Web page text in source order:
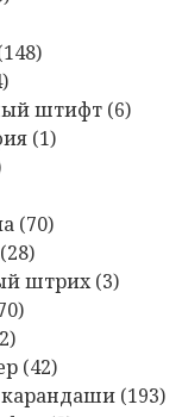
штифт (6)
(1)
(70)
штрих (3)
(42)
карандаши (193)